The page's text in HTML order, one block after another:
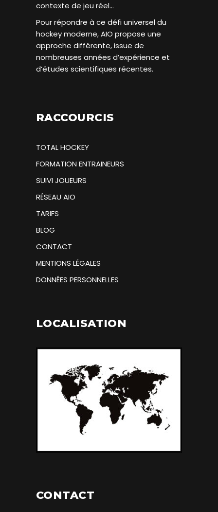
contexte de jeu réel…
Pour répondre à ce défi universel du
hockey moderne, AIO propose une
approche différente, issue de
nombreuses années d’expérience et
d’études scientifiques récentes.
RACCOURCIS
TOTAL HOCKEY
FORMATION ENTRAINEURS
SUIVI JOUEURS
RÉSEAU AIO
TARIFS
BLOG
CONTACT
MENTIONS LÉGALES
DONNÉES PERSONNELLES
LOCALISATION
CONTACT